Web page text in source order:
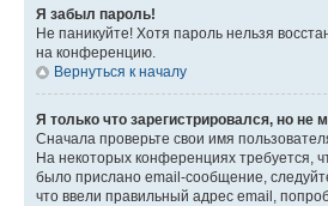
Я забыл пароль!
Не паникуйте! Хотя пароль нельзя
на конференцию.
Вернуться к началу
Я только что зарегистрировался, но не
Сначала проверьте свои имя
На некоторых конференциях требуется,
было прислано email-сообщение,
что ввели правильный адрес email,